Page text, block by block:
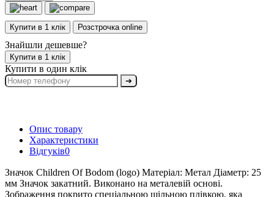
Купити в 1 клік Розстрочка online
Знайшли дешевше?
Купити в 1 клік
Купити в один клік
➔
Опис товару
Характеристики
Відгуків0
Значок Children Of Bodom (logo) Матеріал: Метал Діаметр: 25
мм Значок закатний. Виконано на металевій основі.
Зображення покрито спеціальною щільною плівкою, яка